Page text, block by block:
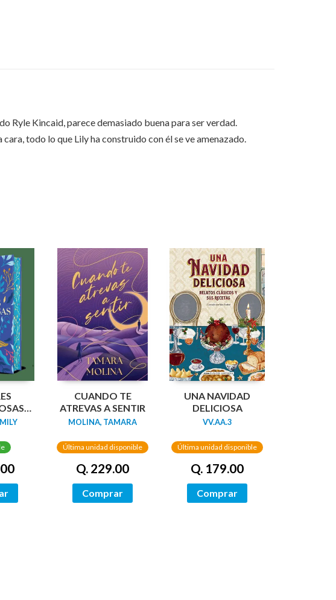
Ryle Kincaid, parece demasiado buena para ser verdad.
todo lo que Lily ha construido con él se ve amenazado.
CUANDO TE
ATREVAS A SENTIR
MOLINA, TAMARA
Última unidad disponible
Q. 229.00
Comprar
UNA NAVIDAD
DELICIOSA
VV.AA.3
Última unidad disponible
Q. 179.00
Comprar